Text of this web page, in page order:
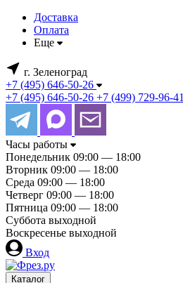
Доставка
Оплата
Еще
г. Зеленоград
+7 (495) 646-50-26
+7 (495) 646-50-26 +7 (499) 729-96-41
Часы работы
Понедельник 09:00 — 18:00
Вторник 09:00 — 18:00
Среда 09:00 — 18:00
Четверг 09:00 — 18:00
Пятница 09:00 — 18:00
Суббота выходной
Воскресенье выходной
Вход
Каталог